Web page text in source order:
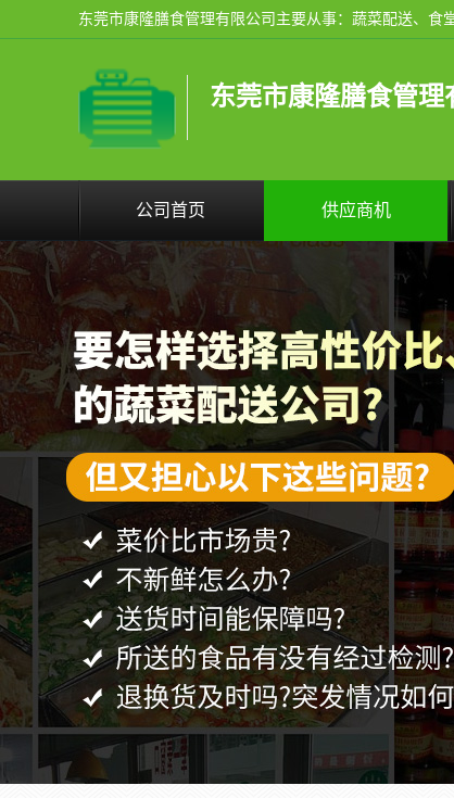
东莞市康隆膳食管理
公司首页 供应商机